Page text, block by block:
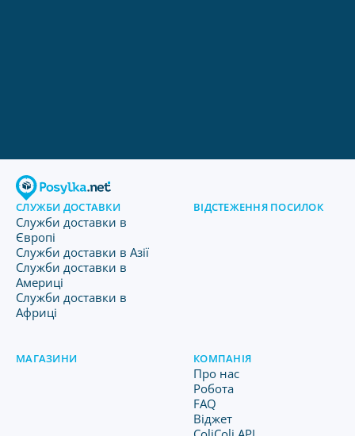
СЛУЖБИ ДОСТАВКИ
Служби доставки в
Європі
Служби доставки в Азії
Служби доставки в
Америці
Служби доставки в
Африці
ВІДСТЕЖЕННЯ ПОСИЛОК
МАГАЗИНИ КОМПАНІЯ
Про нас
Робота
FAQ
Віджет